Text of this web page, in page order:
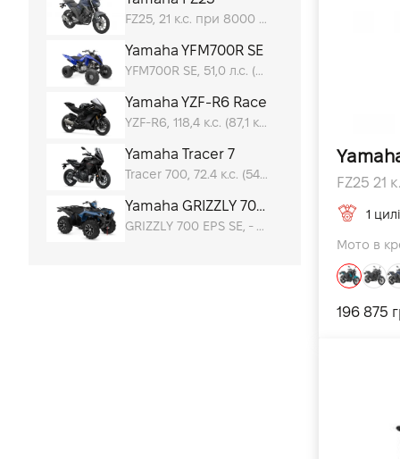
YZ65
YZ85LW
YZ250F
YZ450F
YZ125
Kodiak 450 EPS Diff Lock
Xenter 125
FZ25, 21 к.с. при 8000 об/хв к.с.
Yamaha YFM700R SE
YFM700R SE, 51,0 л.с. (37,5 кВт) @ 6 250 к.с.
Yamaha YZF-R6 Race
YZF-R6, 118,4 к.с. (87,1 кВт) @ 14 500 к.с.
Yamaha Tracer 7
Tracer 700, 72.4 к.с. (54 кВт) @ 8750 к.с.
Yamaha GRIZZLY 700 EPS SE
GRIZZLY 700 EPS SE, - к.с.
FZ25 21
1
Мото в
196 875